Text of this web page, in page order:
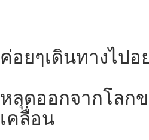
ค่อยๆเดินทางไปอ
หลุดออกจากโลก
เคลื่อน